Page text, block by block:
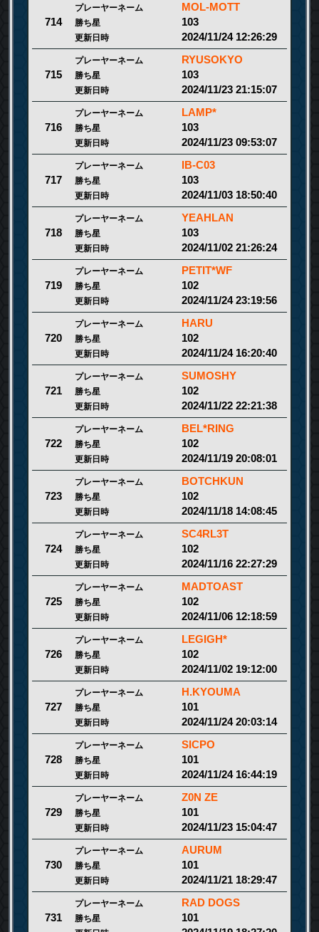
714
プレーヤーネーム MOL-MOTT
勝ち星 103
更新日時 2024/11/24 12:26:29
715
プレーヤーネーム RYUSOKYO
勝ち星 103
更新日時 2024/11/23 21:15:07
716
プレーヤーネーム LAMP*
勝ち星 103
更新日時 2024/11/23 09:53:07
717
プレーヤーネーム IB-C03
勝ち星 103
更新日時 2024/11/03 18:50:40
718
プレーヤーネーム YEAHLAN
勝ち星 103
更新日時 2024/11/02 21:26:24
719
プレーヤーネーム PETIT*WF
勝ち星 102
更新日時 2024/11/24 23:19:56
720
プレーヤーネーム HARU
勝ち星 102
更新日時 2024/11/24 16:20:40
721
プレーヤーネーム SUMOSHY
勝ち星 102
更新日時 2024/11/22 22:21:38
722
プレーヤーネーム BEL*RING
勝ち星 102
更新日時 2024/11/19 20:08:01
723
プレーヤーネーム BOTCHKUN
勝ち星 102
更新日時 2024/11/18 14:08:45
724
プレーヤーネーム SC4RL3T
勝ち星 102
更新日時 2024/11/16 22:27:29
725
プレーヤーネーム MADTOAST
勝ち星 102
更新日時 2024/11/06 12:18:59
726
プレーヤーネーム LEGIGH*
勝ち星 102
更新日時 2024/11/02 19:12:00
727
プレーヤーネーム H.KYOUMA
勝ち星 101
更新日時 2024/11/24 20:03:14
728
プレーヤーネーム SICPO
勝ち星 101
更新日時 2024/11/24 16:44:19
729
プレーヤーネーム Z0N ZE
勝ち星 101
更新日時 2024/11/23 15:04:47
730
プレーヤーネーム AURUM
勝ち星 101
更新日時 2024/11/21 18:29:47
731
プレーヤーネーム RAD DOGS
勝ち星 101